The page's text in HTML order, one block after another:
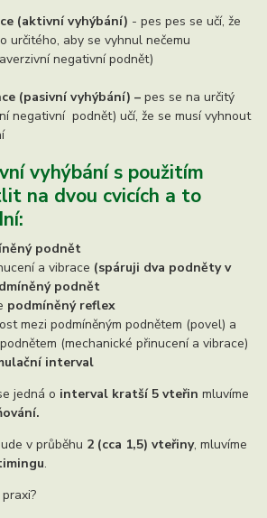
(aktivní vyhýbání) - pes pes se učí, že
určitého, aby se vyhnul nečemu
negativní podnět)
(pasivní vyhýbání) –pes se na určitý
negativní podnět) učí, že se musí vyhnout
vyhýbání s použitím
na dvou cvicích a to
podnět
a vibrace (spáruji dva podněty v
podnět
podmíněný reflex
mezi podmíněným podnětem (povel) a
(mechanické přinucení a vibrace)
interval
jedná o interval kratší 5 vteřin mluvíme
v průběhu 2 (cca 1,5) vteřiny, mluvíme
.